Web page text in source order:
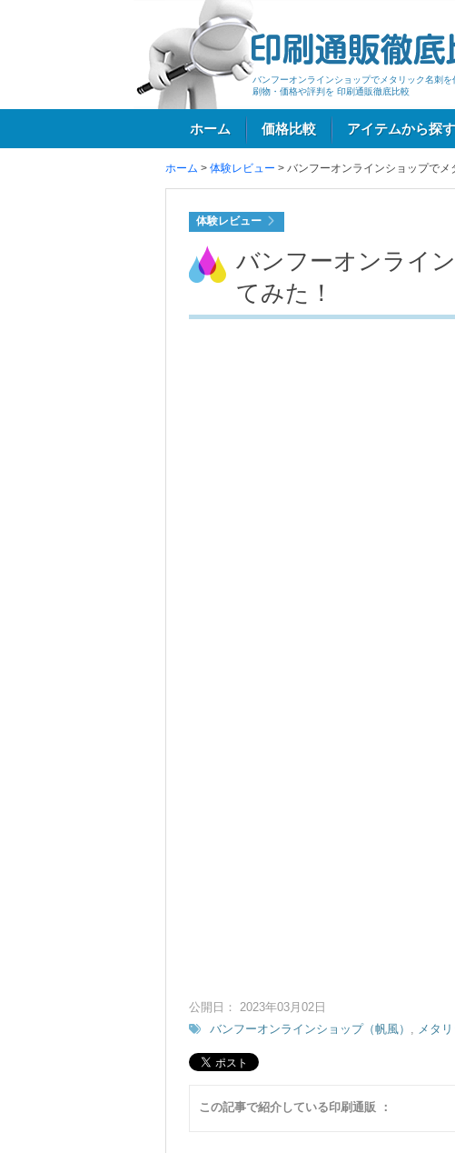
バンフーオンラインショップでメタリック名刺
刷物・価格や評判を 印刷通販徹底比較
ホーム 価格比較 アイテムから探す
ホーム > 体験レビュー > バンフーオンラインショップでメ
体験レビュー
バンフーオンライ
てみた！
公開日： 2023年03月02日
バンフーオンラインショップ（帆風）
メタ
この記事で紹介している印刷通販 ：